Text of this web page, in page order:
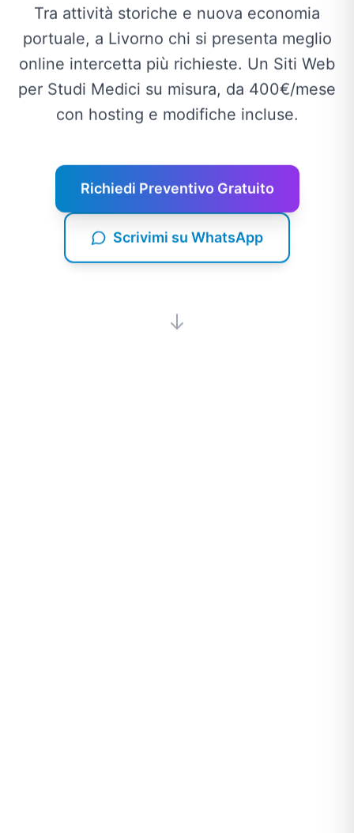
Tra attività storiche e nuova economia
portuale, a Livorno chi si presenta meglio
online intercetta più richieste. Un Siti Web
per Studi Medici su misura, da 400€/mese
con hosting e modifiche incluse.
Richiedi Preventivo Gratuito
Scrivimi su WhatsApp